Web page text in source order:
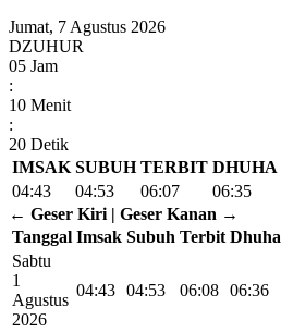
Jumat, 7 Agustus 2026
DZUHUR
05 Jam
:
10 Menit
:
19 Detik
IMSAK SUBUH TERBIT DHUHA
04:43
04:53 06:07 06:35
← Geser Kiri | Geser Kanan →
Tanggal Imsak Subuh Terbit Dhuha
Sabtu
1
Agustus
2026
04:43 04:53 06:08 06:36